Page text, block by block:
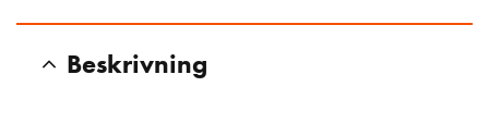
Beskrivning